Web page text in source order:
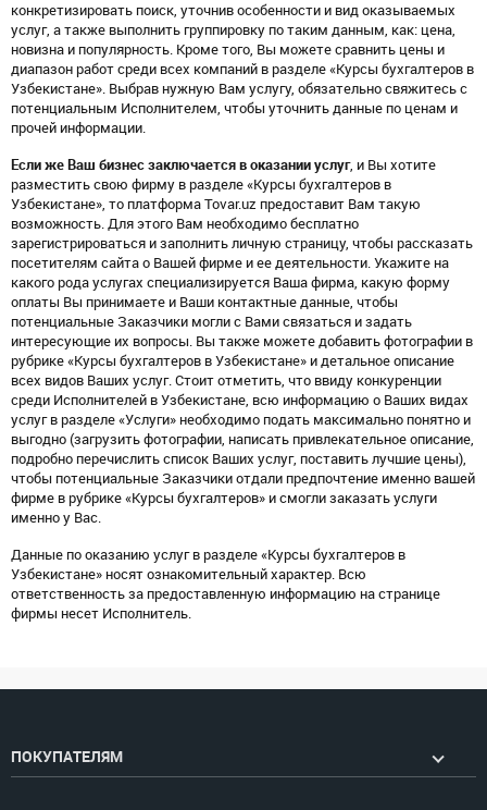
конкретизировать поиск, уточнив особенности и вид оказываемых
услуг, а также выполнить группировку по таким данным, как: цена,
новизна и популярность. Кроме того, Вы можете сравнить цены и
диапазон работ среди всех компаний в разделе «Курсы бухгалтеров в
Узбекистане». Выбрав нужную Вам услугу, обязательно свяжитесь с
потенциальным Исполнителем, чтобы уточнить данные по ценам и
прочей информации.
Если же Ваш бизнес заключается в оказании услуг, и Вы хотите
разместить свою фирму в разделе «Курсы бухгалтеров в
Узбекистане», то платформа Tovar.uz предоставит Вам такую
возможность. Для этого Вам необходимо бесплатно
зарегистрироваться и заполнить личную страницу, чтобы рассказать
посетителям сайта о Вашей фирме и ее деятельности. Укажите на
какого рода услугах специализируется Ваша фирма, какую форму
оплаты Вы принимаете и Ваши контактные данные, чтобы
потенциальные Заказчики могли с Вами связаться и задать
интересующие их вопросы. Вы также можете добавить фотографии в
рубрике «Курсы бухгалтеров в Узбекистане» и детальное описание
всех видов Ваших услуг. Стоит отметить, что ввиду конкуренции
среди Исполнителей в Узбекистане, всю информацию о Ваших видах
услуг в разделе «Услуги» необходимо подать максимально понятно и
выгодно (загрузить фотографии, написать привлекательное описание,
подробно перечислить список Ваших услуг, поставить лучшие цены),
чтобы потенциальные Заказчики отдали предпочтение именно вашей
фирме в рубрике «Курсы бухгалтеров» и смогли заказать услуги
именно у Вас.
Данные по оказанию услуг в разделе «Курсы бухгалтеров в
Узбекистане» носят ознакомительный характер. Всю
ответственность за предоставленную информацию на странице
фирмы несет Исполнитель.
ПОКУПАТЕЛЯМ